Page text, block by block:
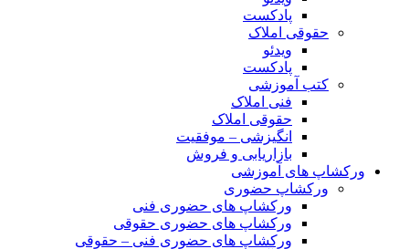
پادکست
حقوقی املاک
ویدئو
پادکست
کتب آموزشی
فنی املاک
حقوقی املاک
انگیزشی – موفقیت
بازاریابی و فروش
ورکشاپ های آموزشی
ورکشاپ حضوری
ورکشاپ های حضوری فنی
ورکشاپ های حضوری حقوقی
ورکشاپ های حضوری فنی – حقوقی